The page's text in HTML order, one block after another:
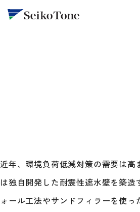
基礎杭
障害撤去
地盤改良
成幸利根の強み
成幸利根の仕事
お問い合わせ
近年、環境負荷低減対策の需要は高
は独自開発した耐震性遮水壁を築造
ォール工法やサンドフィラーを使っ